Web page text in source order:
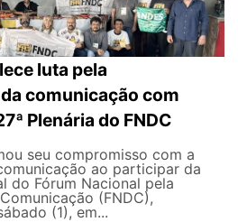
luta pela
comunicação com
Plenária do FNDC
seu compromisso com a
ao participar da
do Fórum Nacional pela
(FNDC),
(1), em...